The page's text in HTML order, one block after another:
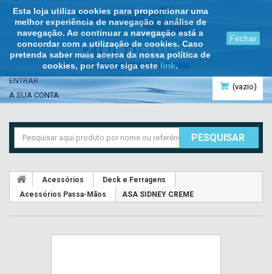
Esta loja utiliza cookies para proporcionar uma
melhor experiência de navegação e análise de
navegação. Ao continuar a navegação está a
concordar com a utilização de cookies. Caso
pretenda saber mais acerca da nossa política de
cookies, por favor siga este link.
Fechar
(vazio)
ENTRAR
A SUA CONTA
PESQUISAR
Acessórios
Deck e Ferragens
Acessórios Passa-Mãos
ASA SIDNEY CREME